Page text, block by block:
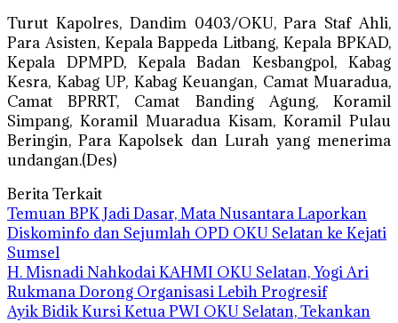
Turut Kapolres, Dandim 0403/OKU, Para Staf Ahli,
Para Asisten, Kepala Bappeda Litbang, Kepala BPKAD,
Kepala DPMPD, Kepala Badan Kesbangpol, Kabag
Kesra, Kabag UP, Kabag Keuangan, Camat Muaradua,
Camat BPRRT, Camat Banding Agung, Koramil
Simpang, Koramil Muaradua Kisam, Koramil Pulau
Beringin, Para Kapolsek dan Lurah yang menerima
undangan.(Des)
Berita Terkait
Temuan BPK Jadi Dasar, Mata Nusantara Laporkan
Diskominfo dan Sejumlah OPD OKU Selatan ke Kejati
Sumsel
H. Misnadi Nahkodai KAHMI OKU Selatan, Yogi Ari
Rukmana Dorong Organisasi Lebih Progresif
Ayik Bidik Kursi Ketua PWI OKU Selatan, Tekankan